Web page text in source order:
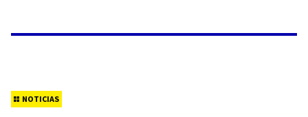
NOTICIAS